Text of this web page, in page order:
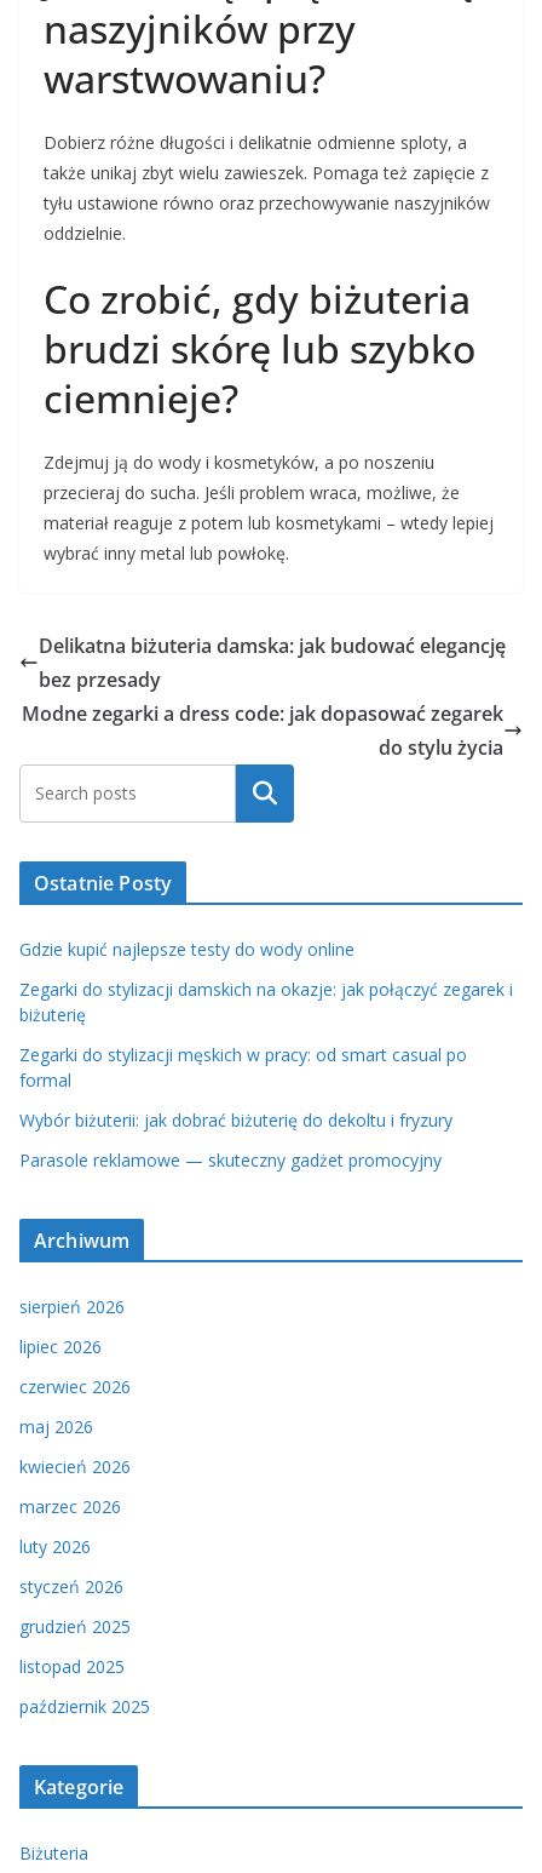
naszyjników przy
warstwowaniu?
Dobierz różne długości i delikatnie odmienne sploty, a
także unikaj zbyt wielu zawieszek. Pomaga też zapięcie z
tyłu ustawione równo oraz przechowywanie naszyjników
oddzielnie.
Co zrobić, gdy biżuteria
brudzi skórę lub szybko
ciemnieje?
Zdejmuj ją do wody i kosmetyków, a po noszeniu
przecieraj do sucha. Jeśli problem wraca, możliwe, że
materiał reaguje z potem lub kosmetykami – wtedy lepiej
wybrać inny metal lub powłokę.
Delikatna biżuteria damska: jak budować elegancję
bez przesady
Modne zegarki a dress code: jak dopasować zegarek
do stylu życia
Szukaj
Ostatnie Posty
Gdzie kupić najlepsze testy do wody online
Zegarki do stylizacji damskich na okazje: jak połączyć zegarek i
biżuterię
Zegarki do stylizacji męskich w pracy: od smart casual po
formal
Wybór biżuterii: jak dobrać biżuterię do dekoltu i fryzury
Parasole reklamowe — skuteczny gadżet promocyjny
Archiwum
sierpień 2026
lipiec 2026
czerwiec 2026
maj 2026
kwiecień 2026
marzec 2026
luty 2026
styczeń 2026
grudzień 2025
listopad 2025
październik 2025
Kategorie
Biżuteria